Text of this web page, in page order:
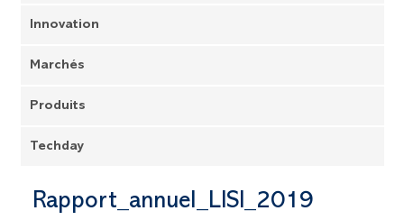
Innovation
Marchés
Produits
Techday
Rapport_annuel_LISI_2019